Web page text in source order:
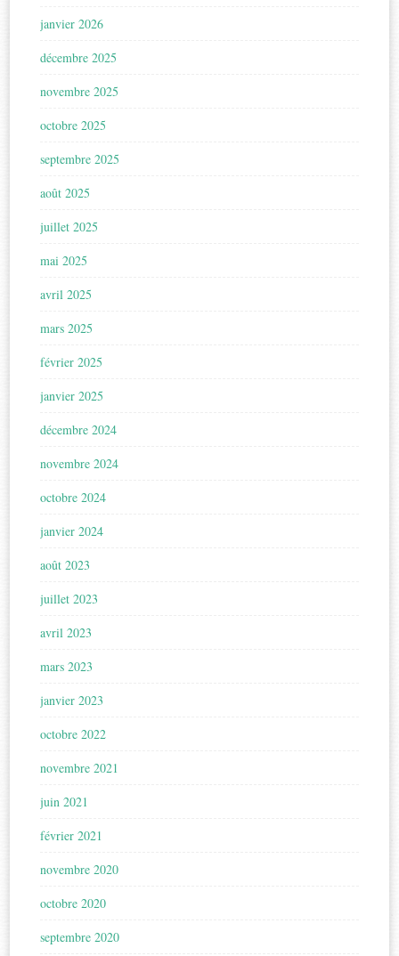
janvier 2026
décembre 2025
novembre 2025
octobre 2025
septembre 2025
août 2025
juillet 2025
mai 2025
avril 2025
mars 2025
février 2025
janvier 2025
décembre 2024
novembre 2024
octobre 2024
janvier 2024
août 2023
juillet 2023
avril 2023
mars 2023
janvier 2023
octobre 2022
novembre 2021
juin 2021
février 2021
novembre 2020
octobre 2020
septembre 2020